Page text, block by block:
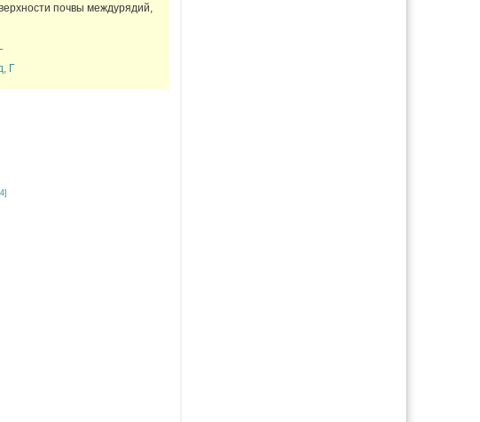
почвы междурядий,
Г